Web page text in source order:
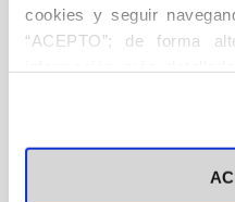
cookies y seguir
“ACEPTO”; de forma
en el botón
visitar nuestra Política de
Vista |